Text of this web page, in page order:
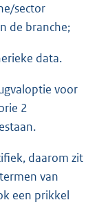
sector
de branche;
data.
voor
2
daarom zit
van
een prikkel